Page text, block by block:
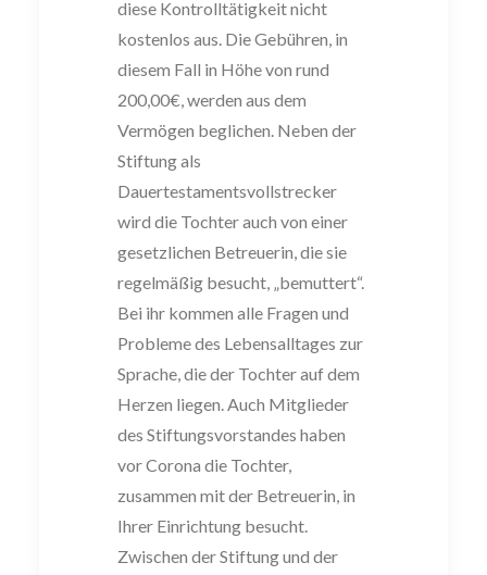
diese Kontrolltätigkeit nicht
kostenlos aus. DieGebühren, in
diesem Fall in Höhe von rund
200,00€,werden aus dem
Vermögen beglichen. Neben der
Stiftung als
Dauertestamentsvollstrecker
wird die Tochter auch von einer
gesetzlichen Betreuerin, die sie
regelmäßig besucht, „bemuttert“.
Bei ihr kommen alle Fragen und
Probleme des Lebensalltages zur
Sprache, die der Tochter auf dem
Herzen liegen. Auch Mitglieder
des Stiftungsvorstandes haben
vor Corona die Tochter,
zusammen mit der Betreuerin, in
Ihrer Einrichtung besucht.
Zwischen der Stiftungund der